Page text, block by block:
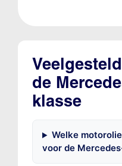
de
klasse
Welke
voor de